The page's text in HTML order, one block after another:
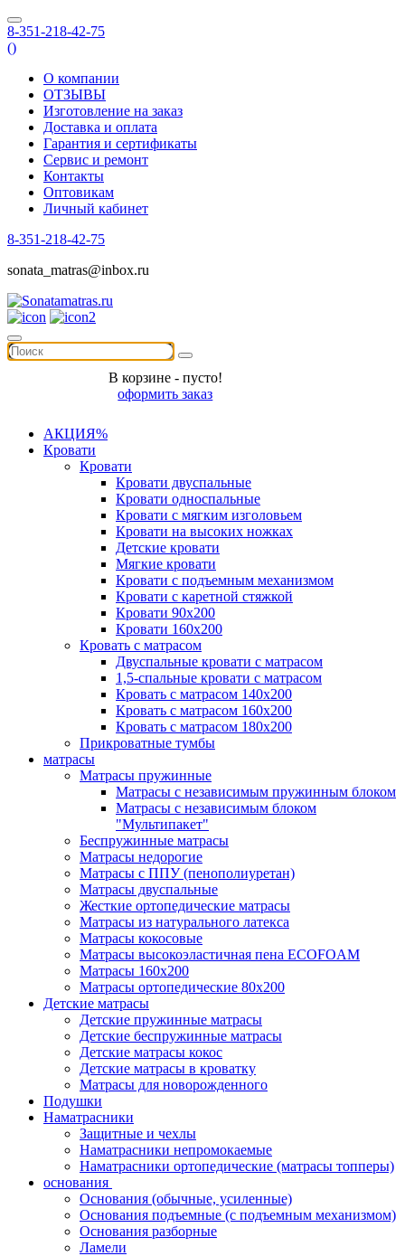
8-351-218-42-75
()
О компании
ОТЗЫВЫ
Изготовление на заказ
Доставка и оплата
Гарантия и сертификаты
Сервис и ремонт
Контакты
Оптовикам
Личный кабинет
8-351-218-42-75
sonata_matras@inbox.ru
В корзине - пусто!
оформить заказ
АКЦИЯ%
Кровати
Кровати
Кровати двуспальные
Кровати односпальные
Кровати с мягким изголовьем
Кровати на высоких ножках
Детские кровати
Мягкие кровати
Кровати с подъемным механизмом
Кровати с каретной стяжкой
Кровати 90х200
Кровати 160х200
Кровать с матрасом
Двуспальные кровати с матрасом
1,5-спальные кровати с матрасом
Кровать с матрасом 140х200
Кровать с матрасом 160х200
Кровать с матрасом 180х200
Прикроватные тумбы
матрасы
Матрасы пружинные
Матрасы с независимым пружинным блоком
Матрасы с независимым блоком
"Мультипакет"
Беспружинные матрасы
Матрасы недорогие
Матрасы с ППУ (пенополиуретан)
Матрасы двуспальные
Жесткие ортопедические матрасы
Матрасы из натурального латекса
Матрасы кокосовые
Матрасы высокоэластичная пена ECOFOAM
Матрасы 160х200
Матрасы ортопедические 80х200
Детские матрасы
Детские пружинные матрасы
Детские беспружинные матрасы
Детские матрасы кокос
Детские матрасы в кроватку
Матрасы для новорожденного
Подушки
Наматрасники
Защитные и чехлы
Наматрасники непромокаемые
Наматрасники ортопедические (матрасы топперы)
основания
Основания (обычные, усиленные)
Основания подъемные (с подъемным механизмом)
Основания разборные
Ламели